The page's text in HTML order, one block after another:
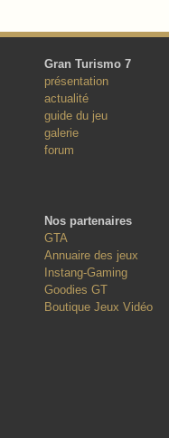
Gran Turismo 7
présentation
actualité
guide du jeu
galerie
forum
Nos partenaires
GTA
Annuaire des jeux
Instang-Gaming
Goodies GT
Boutique Jeux Vidéo